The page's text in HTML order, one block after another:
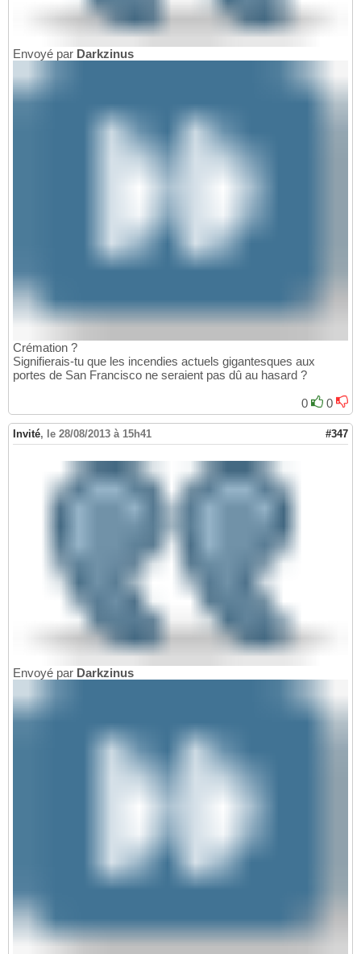
Envoyé par Darkzinus
Crémation ?
Signifierais-tu que les incendies actuels gigantesques aux
portes de San Francisco ne seraient pas dû au hasard ?
0 0
Invité, le 28/08/2013 à 15h41 #347
Envoyé par Darkzinus